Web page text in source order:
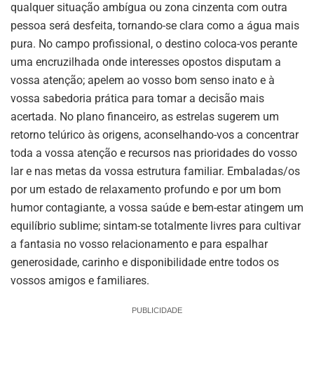
qualquer situação ambígua ou zona cinzenta com outra
pessoa será desfeita, tornando-se clara como a água mais
pura. No campo profissional, o destino coloca-vos perante
uma encruzilhada onde interesses opostos disputam a
vossa atenção; apelem ao vosso bom senso inato e à
vossa sabedoria prática para tomar a decisão mais
acertada. No plano financeiro, as estrelas sugerem um
retorno telúrico às origens, aconselhando-vos a concentrar
toda a vossa atenção e recursos nas prioridades do vosso
lar e nas metas da vossa estrutura familiar. Embaladas/os
por um estado de relaxamento profundo e por um bom
humor contagiante, a vossa saúde e bem-estar atingem um
equilíbrio sublime; sintam-se totalmente livres para cultivar
a fantasia no vosso relacionamento e para espalhar
generosidade, carinho e disponibilidade entre todos os
vossos amigos e familiares.
PUBLICIDADE